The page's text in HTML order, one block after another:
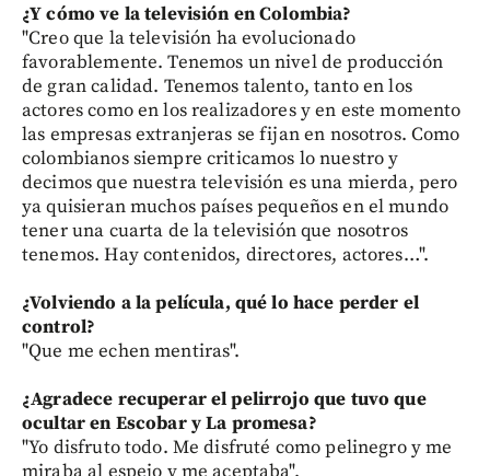
¿Y cómo ve la televisión en Colombia?
"Creo que la televisión ha evolucionado
favorablemente. Tenemos un nivel de producción
de gran calidad. Tenemos talento, tanto en los
actores como en los realizadores y en este momento
las empresas extranjeras se fijan en nosotros. Como
colombianos siempre criticamos lo nuestro y
decimos que nuestra televisión es una mierda, pero
ya quisieran muchos países pequeños en el mundo
tener una cuarta de la televisión que nosotros
tenemos. Hay contenidos, directores, actores…".
¿Volviendo a la película, qué lo hace perder el
control?
"Que me echen mentiras".
¿Agradece recuperar el pelirrojo que tuvo que
ocultar en Escobar y La promesa?
"Yo disfruto todo. Me disfruté como pelinegro y me
miraba al espejo y me aceptaba".